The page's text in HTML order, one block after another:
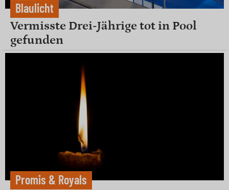
Blaulicht
Vermisste Drei-Jährige tot in Pool
gefunden
Promis & Royals